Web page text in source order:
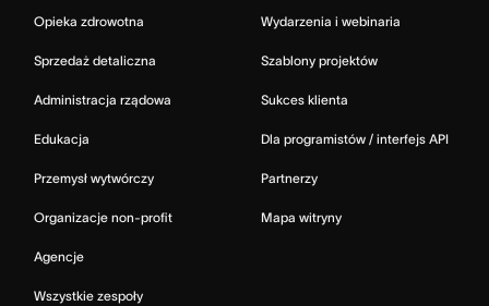
Opieka zdrowotna
Sprzedaż detaliczna
Administracja rządowa
Edukacja
Przemysł wytwórczy
Organizacje non-profit
Agencje
Wszystkie zespoły
Wydarzenia i webinaria
Szablony projektów
Sukces klienta
Dla programistów / interfejs API
Partnerzy
Mapa witryny